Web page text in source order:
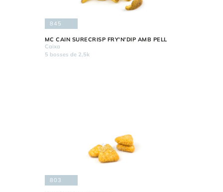
845
MC CAIN SURECRISP FRY'N'DIP AMB PELL
Caixa
5 bosses de 2,5k
803